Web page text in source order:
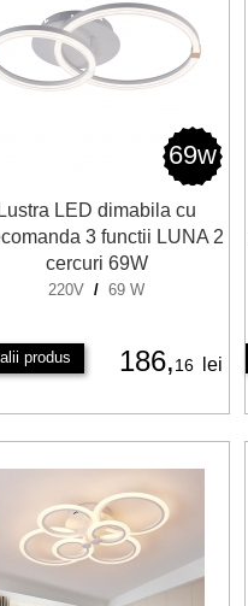
69w
Lustra LED dimabila cu
3 functii LUNA 2
cercuri 69W
220V / 69 W
produs 186,16 lei